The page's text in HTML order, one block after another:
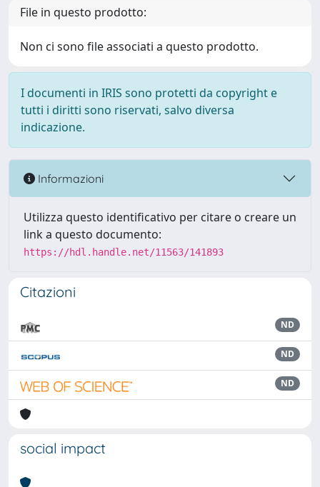
File in questo prodotto:
Non ci sono file associati a questo prodotto.
I documenti in IRIS sono protetti da copyright e
tutti i diritti sono riservati, salvo diversa
indicazione.
Informazioni
Utilizza questo identificativo per citare o creare un
link a questo documento:
https://hdl.handle.net/11563/141893
Citazioni
ND
ND
ND
social impact